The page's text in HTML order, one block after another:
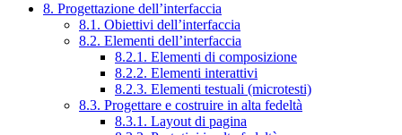
8. Progettazione dell’interfaccia
8.1. Obiettivi dell’interfaccia
8.2. Elementi dell’interfaccia
8.2.1. Elementi di composizione
8.2.2. Elementi interattivi
8.2.3. Elementi testuali (microtesti)
8.3. Progettare e costruire in alta fedeltà
8.3.1. Layout di pagina